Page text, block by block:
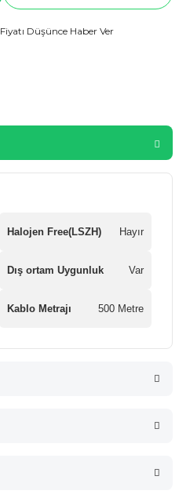
Fiyatı Düşünce Haber Ver
Halojen Free(LSZH) Hayır
Dış ortam Uygunluk Var
Kablo Metrajı 500 Metre